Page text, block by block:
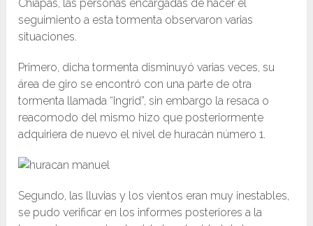
Chiapas, las personas encargadas de hacer el
seguimiento a esta tormenta observaron varias
situaciones.
Primero, dicha tormenta disminuyó varias veces, su
área de giro se encontró con una parte de otra
tormenta llamada “Ingrid”, sin embargo la resaca o
reacomodo del mismo hizo que posteriormente
adquiriera de nuevo el nivel de huracán número 1.
Segundo, las lluvias y los vientos eran muy inestables,
se pudo verificar en los informes posteriores a la